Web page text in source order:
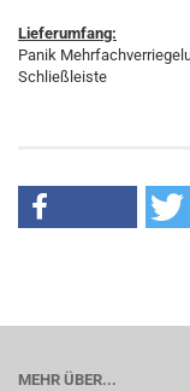
Lieferumfang:
Panik
Schließleiste
MEHR ÜBER...